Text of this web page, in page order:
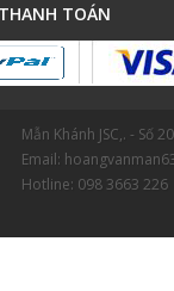
TOÁN
Mẫn Khánh JSC,. - Số
Email:
Hotline: 098 3663 226